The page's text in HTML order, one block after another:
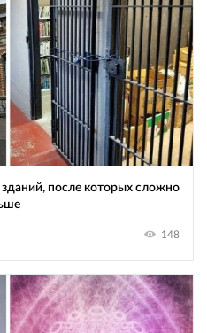
после которых сложно
148